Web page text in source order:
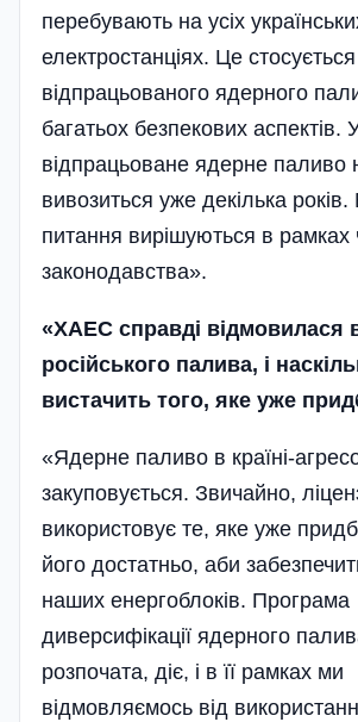
перебувають на усіх
електростанціях. Це стосується
відпрацьованого ядерного
багатьох безпекових аспектів.
відпрацьоване ядерне паливо
вивозиться уже декілька років.
питання вирішуються в рамках
законодавства».
«ХАЕС справді відмовилася
російського палива, і
вистачить того, яке уже
«Ядерне паливо в країні-
закуповується. Звичайно,
використовує те, яке уже
його достатньо, аби
наших енергоблоків. Програма
диверсифікації ядерного
розпочата, діє, і в її рамках ми
відмовляємось від